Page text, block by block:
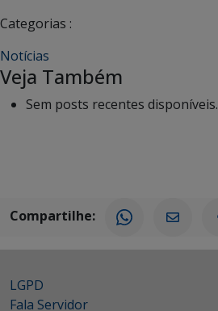
Categorias :
Notícias
Veja Também
Sem posts recentes disponíveis.
Compartilhe:
LGPD
Fala Servidor